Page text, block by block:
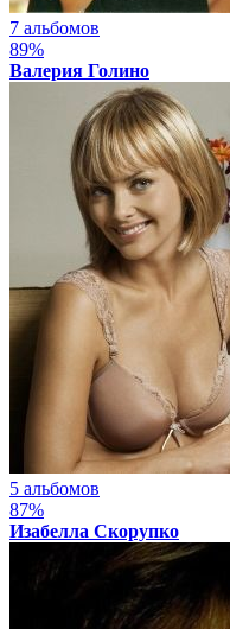
7 альбомов
89%
Валерия Голино
5 альбомов
87%
Изабелла Скорупко